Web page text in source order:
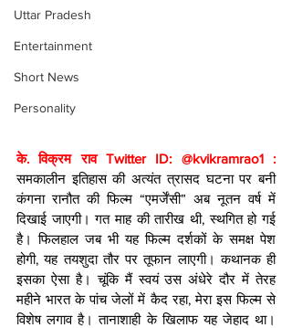
Uttar Pradesh
Entertainment
Short News
Personality
के. विक्रम राव Twitter ID: @kvikramrao1 :
समकालीन इतिहास की अत्यंत त्रासद घटना पर बनी
कंगना रानौत की फिल्म “एमर्जेंसी” अब नूतन वर्ष में
दिखाई जाएगी। गत माह की तारीख थी, स्थगित हो गई
है। फिलहाल जब भी यह फिल्म दर्शकों के समक्ष पेश
होगी, यह तयशुदा तौर पर तूफान लाएगी। कथानक ही
इसका ऐसा है। चूंकि मैं स्वयं उस अंधेरे दौर में तेरह
महीने भारत के पांच जेलों में कैद रहा, मेरा इस फिल्म से
विशेष लगाव है। तानाशाही के खिलाफ यह जेहाद था।